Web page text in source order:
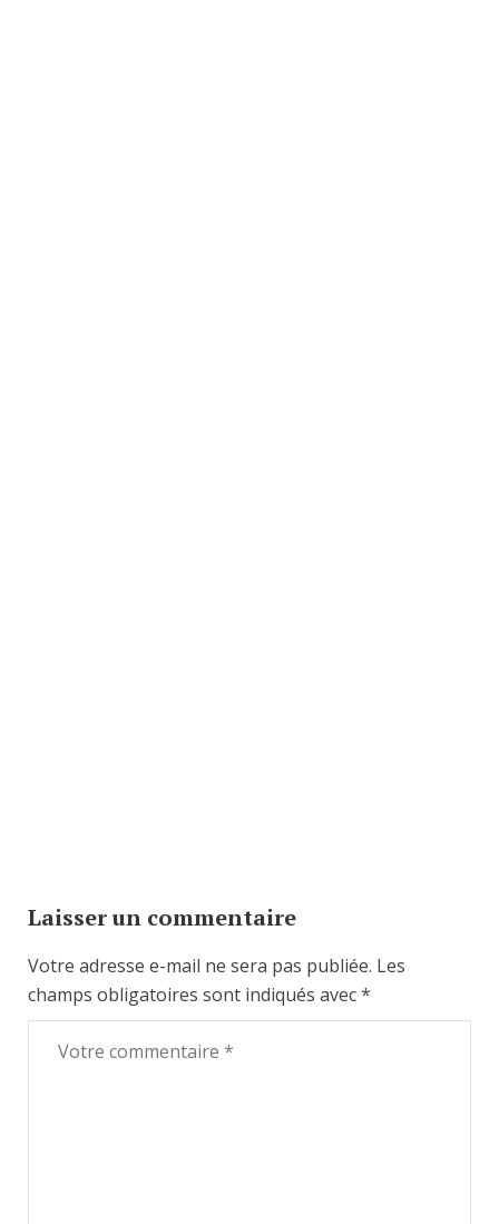
Laisser un commentaire
Votre adresse e-mail ne sera pas publiée. Les
champs obligatoires sont indiqués avec*